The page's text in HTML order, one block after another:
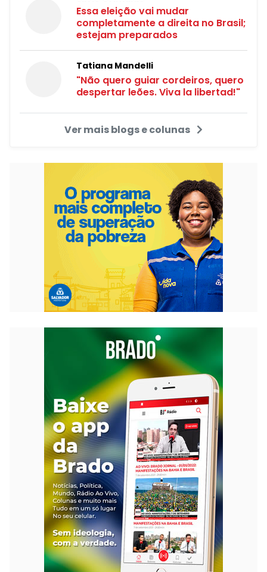
Essa eleição vai mudar
completamente a direita no Brasil;
estejam preparados
Tatiana Mandelli
"Não quero guiar cordeiros, quero
despertar leões. Viva la libertad!"
Ver mais blogs e colunas